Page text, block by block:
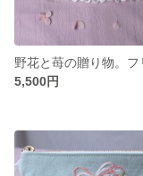
5,500円